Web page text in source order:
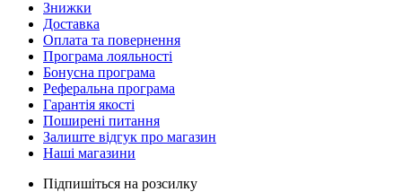
Знижки
Доставка
Оплата та повернення
Програма лояльності
Бонусна програма
Реферальна програма
Гарантія якості
Поширені питання
Залиште відгук про магазин
Наші магазини
Підпишіться на розсилку